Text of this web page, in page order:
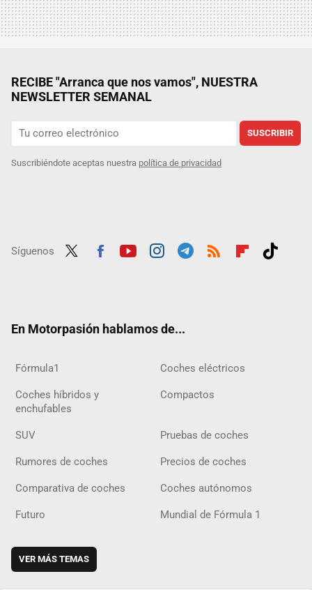
RECIBE "Arranca que nos vamos", NUESTRA
NEWSLETTER SEMANAL
SUSCRIBIR
Suscribiéndote aceptas nuestra política de privacidad
Síguenos
En Motorpasión hablamos de...
Fórmula1 Coches eléctricos
Coches híbridos y
enchufables
Compactos
SUV Pruebas de coches
Rumores de coches Precios de coches
Comparativa de coches Coches autónomos
Futuro Mundial de Fórmula 1
VER MÁS TEMAS